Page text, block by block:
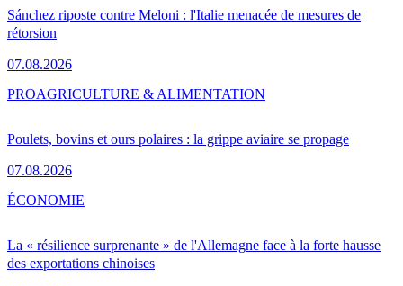
Sánchez riposte contre Meloni : l'Italie menacée de mesures de
rétorsion
07.08.2026
Poulets, bovins et ours polaires : la grippe aviaire se propage
07.08.2026
PROAGRICULTURE & ALIMENTATION
La « résilience surprenante » de l'Allemagne face à la forte hausse
des exportations chinoises
ÉCONOMIE